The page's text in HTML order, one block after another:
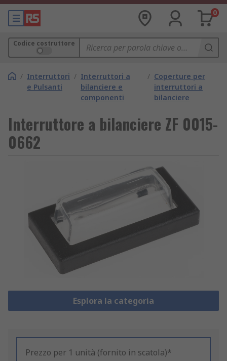
0
Codice costruttore
/ Interruttori
e Pulsanti
/ Interruttori a
bilanciere e
componenti
/ Coperture per
interruttori a
bilanciere
Interruttore a bilanciere ZF 0015-
0662
Esplora la categoria
Prezzo per 1 unità (fornito in scatola)*